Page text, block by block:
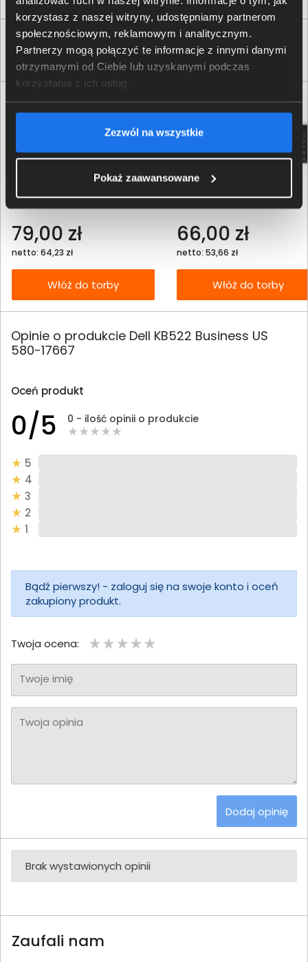
korzystasz z naszej witryny, udostępniamy partnerom
społecznościowym, reklamowym i analitycznym.
Partnerzy mogą połączyć te informacje z innymi danymi
otrzymanymi od Ciebie lub uzyskanymi podczas
korzystania z ich usług.
Zezwól na wszystkie
Pokaż zaawansowane
Klienci, którzy kupili ten produkt często
wybierali również
laserowa 570-ABHN
79,00 zł
netto: 64,23 zł
Włóż do torby
KB216 US czarna 580-ADHK
66,00 zł
netto: 53,66 zł
Włóż do torby
Opinie o produkcie Dell KB522 Business US
580-17667
Oceń produkt
0/5 0 - ilość opinii o produkcie
5
4
3
2
1
Bądź pierwszy! - zaloguj się na swoje konto i oceń
zakupiony produkt.
Twoja ocena:
Twoje imię
Twoja opinia
Dodaj opinię
Brak wystawionych opinii
Zaufali nam